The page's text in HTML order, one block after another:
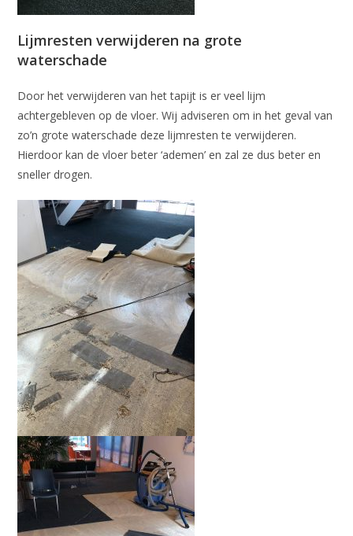
Lijmresten verwijderen na grote
waterschade
Door het verwijderen van het tapijt is er veel lijm
achtergebleven op de vloer. Wij adviseren om in het geval van
zo’n grote waterschade deze lijmresten te verwijderen.
Hierdoor kan de vloer beter ‘ademen’ en zal ze dus beter en
sneller drogen.